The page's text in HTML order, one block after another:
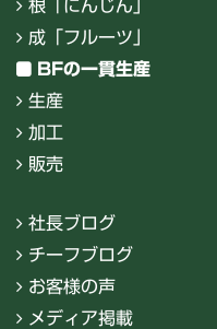
根「にんじん」
成「フルーツ」
BFの一貫生産
生産
加工
販売
社長ブログ
チーフブログ
お客様の声
メディア掲載